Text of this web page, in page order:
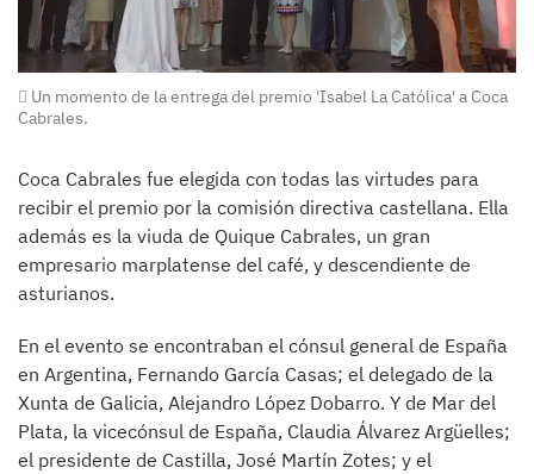
Un momento de la entrega del premio 'Isabel La Católica' a Coca
Cabrales.
Coca Cabrales fue elegida con todas las virtudes para
recibir el premio por la comisión directiva castellana. Ella
además es la viuda de Quique Cabrales, un gran
empresario marplatense del café, y descendiente de
asturianos.
En el evento se encontraban el cónsul general de España
en Argentina, Fernando García Casas; el delegado de la
Xunta de Galicia, Alejandro López Dobarro. Y de Mar del
Plata, la vicecónsul de España, Claudia Álvarez Argüelles;
el presidente de Castilla, José Martín Zotes; y el